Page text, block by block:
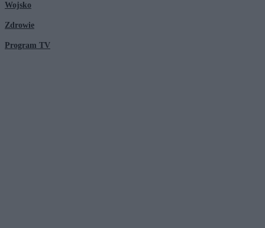
Wojsko
Zdrowie
Program TV